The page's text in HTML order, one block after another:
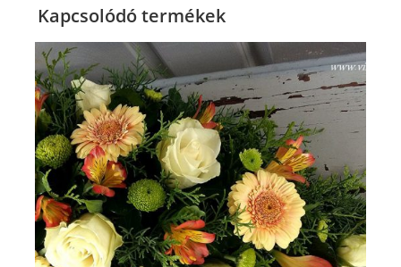
Kapcsolódó termékek